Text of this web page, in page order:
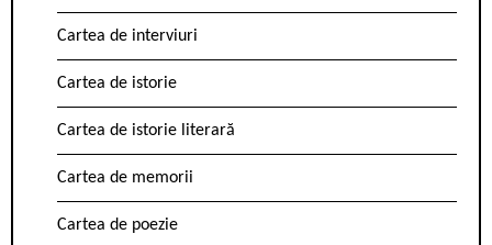
Cartea de interviuri
Cartea de istorie
Cartea de istorie literară
Cartea de memorii
Cartea de poezie